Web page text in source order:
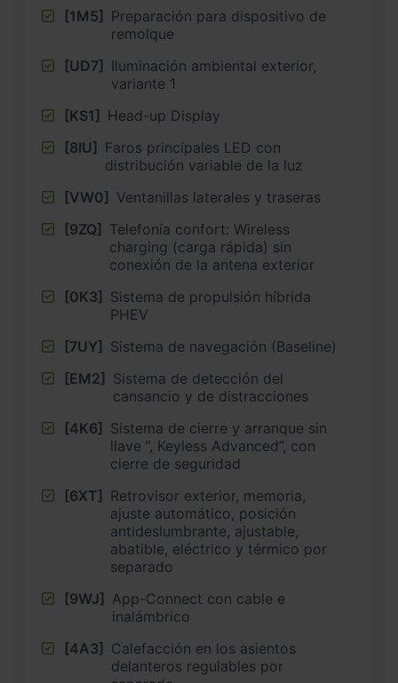
[1M5] Preparación para dispositivo de
remolque
[UD7] Iluminación ambiental exterior,
variante 1
[KS1] Head-up Display
[8IU] Faros principales LED con
distribución variable de la luz
[VW0] Ventanillas laterales y traseras
[9ZQ] Telefonía confort: Wireless
charging (carga rápida) sin
conexión de la antena exterior
[0K3] Sistema de propulsión híbrida
PHEV
[7UY] Sistema de navegación (Baseline)
[EM2] Sistema de detección del
cansancio y de distracciones
[4K6] Sistema de cierre y arranque sin
llave ”, Keyless Advanced”, con
cierre de seguridad
[6XT] Retrovisor exterior, memoria,
ajuste automático, posición
antideslumbrante, ajustable,
abatible, eléctrico y térmico por
separado
[9WJ] App-Connect con cable e
inalámbrico
[4A3] Calefacción en los asientos
delanteros regulables por